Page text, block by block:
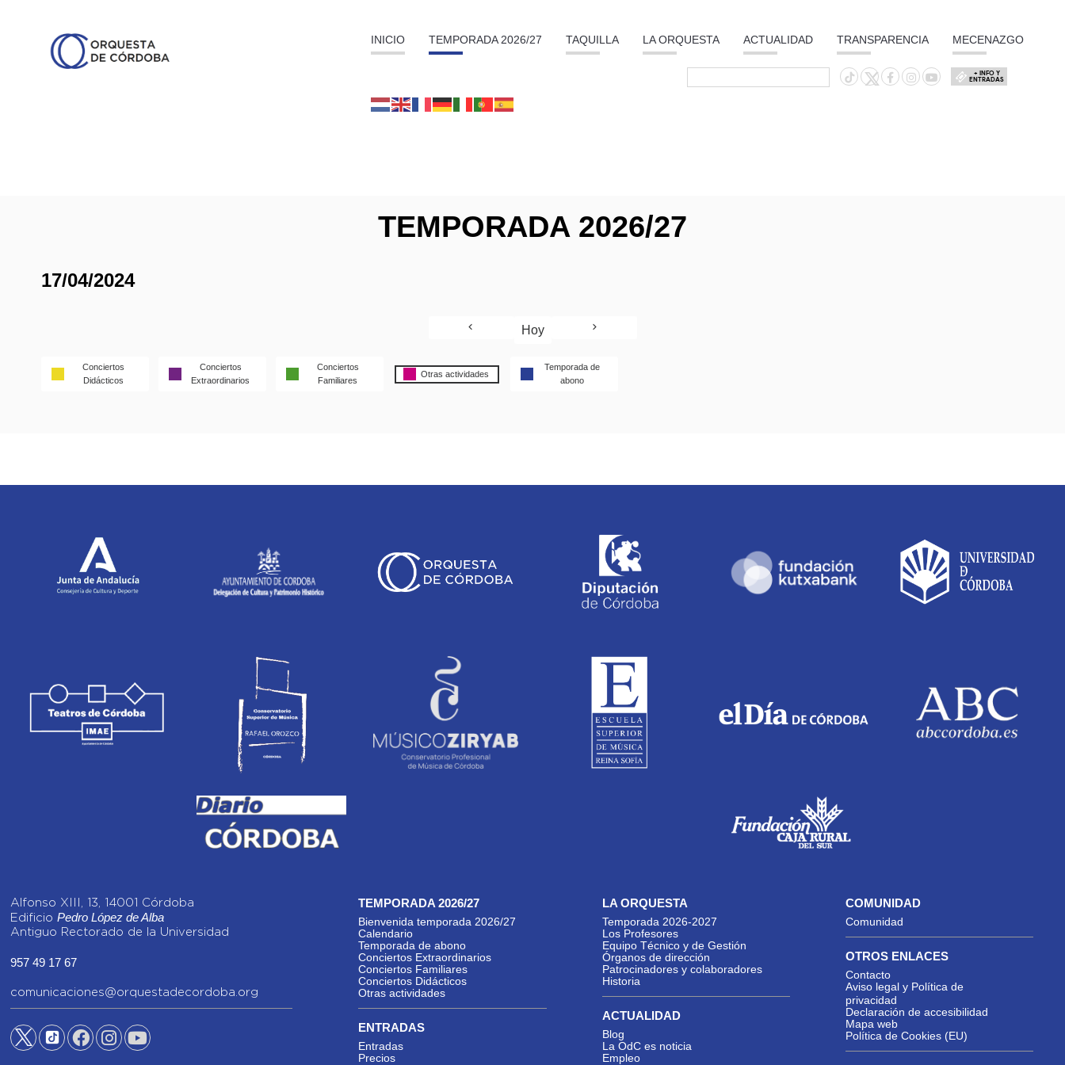
INICIO TEMPORADA 2026/27 TAQUILLA LA ORQUESTA ACTUALIDAD TRANSPARENCIA MECENAZGO
+ INFO Y
ENTRADAS
TEMPORADA 2026/27
17/04/2024
Hoy
Conciertos
Didácticos
Conciertos
Extraordinarios
Conciertos
Familiares
Otras actividades
Temporada de
abono
Alfonso XIII, 13, 14001 Córdoba
Edificio Pedro López de Alba
Antiguo Rectorado de la Universidad
957 49 17 67
comunicaciones@orquestadecordoba.org
TEMPORADA 2026/27
Bienvenida temporada 2026/27
Calendario
Temporada de abono
Conciertos Extraordinarios
Conciertos Familiares
Conciertos Didácticos
Otras actividades
ENTRADAS
Entradas
Precios
LA ORQUESTA
Temporada 2026-2027
Los Profesores
Equipo Técnico y de Gestión
Órganos de dirección
Patrocinadores y colaboradores
Historia
ACTUALIDAD
Blog
La OdC es noticia
Empleo
COMUNIDAD
Comunidad
OTROS ENLACES
Contacto
Aviso legal y Política de
privacidad
Declaración de accesibilidad
Mapa web
Política de Cookies (EU)